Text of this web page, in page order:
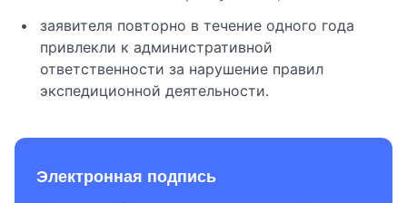
заявителя повторно в течение одного года
привлекли к административной
ответственности за нарушение правил
экспедиционной деятельности.
Электронная подпись